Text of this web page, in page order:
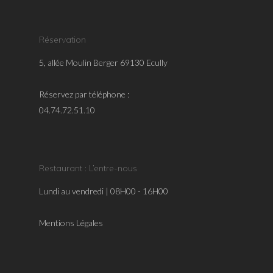
Réservation
5, allée Moulin Berger 69130 Ecully
Réservez par téléphone :
04.74.72.51.10
Restaurant : L’entre-nous
Lundi au vendredi | 08H00 - 16H00
Mentions Légales